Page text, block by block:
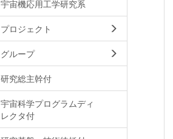
宇宙機応用工学研究系
プロジェクト
グループ
研究総主幹付
宇宙科学プログラムディ
レクタ付